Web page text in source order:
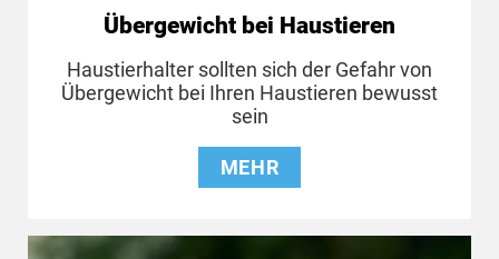
Übergewicht bei Haustieren
Haustierhalter sollten sich der Gefahr von
Übergewicht bei Ihren Haustieren bewusst
sein
MEHR